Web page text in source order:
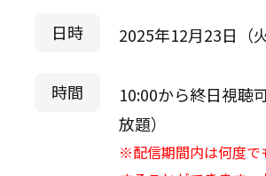
日時 2025年12月23日（火
時間
10:00から終日視聴
放題）
※配信期間内は何度で